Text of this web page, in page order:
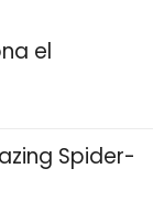
el
Spider-